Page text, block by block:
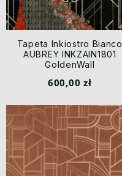
Tapeta Inkiostro Bianco
AUBREY INKZAIN1801
GoldenWall
600,00 zł